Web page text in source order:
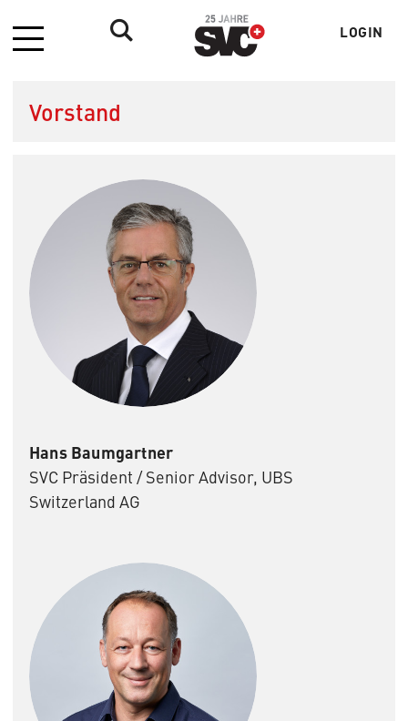
Menü LOGIN
Vorstand
Hans Baumgartner
SVC Präsident / Senior Advisor, UBS
Switzerland AG